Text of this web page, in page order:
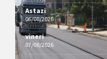
Astazi
06/08/2026
vineri
07/08/2026